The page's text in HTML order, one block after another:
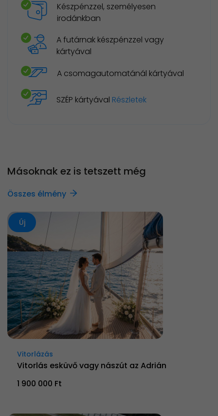
Készpénzzel, személyesen
irodánkban
A futárnak készpénzzel vagy
kártyával
A csomagautomatánál kártyával
SZÉP kártyával Részletek
Másoknak ez is tetszett még
Összes élmény
Új
Vitorlázás
Vitorlás esküvő vagy nászút az Adrián
1 900 000 Ft